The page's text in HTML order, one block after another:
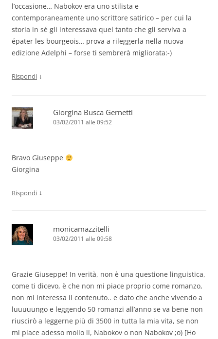
l’occasione… Nabokov era uno stilista e
contemporaneamente uno scrittore satirico – per cui la
storia in sé gli interessava quel tanto che gli serviva a
épater les bourgeois… prova a rileggerla nella nuova
edizione Adelphi – forse ti sembrerà migliorata:-)
Rispondi ↓
Giorgina Busca Gernetti
03/02/2011 alle 09:52
Bravo Giuseppe
Giorgina
Rispondi ↓
monicamazzitelli
03/02/2011 alle 09:58
Grazie Giuseppe! In verità, non è una questione linguistica,
come ti dicevo, è che non mi piace proprio come romanzo,
non mi interessa il contenuto.. e dato che anche vivendo a
luuuuungo e leggendo 50 romanzi all’anno se va bene non
riuscirò a leggerne più di 3500 in tutta la mia vita, se non
mi piace adesso mollo lì, Nabokov o non Nabokov ;o) [Ho